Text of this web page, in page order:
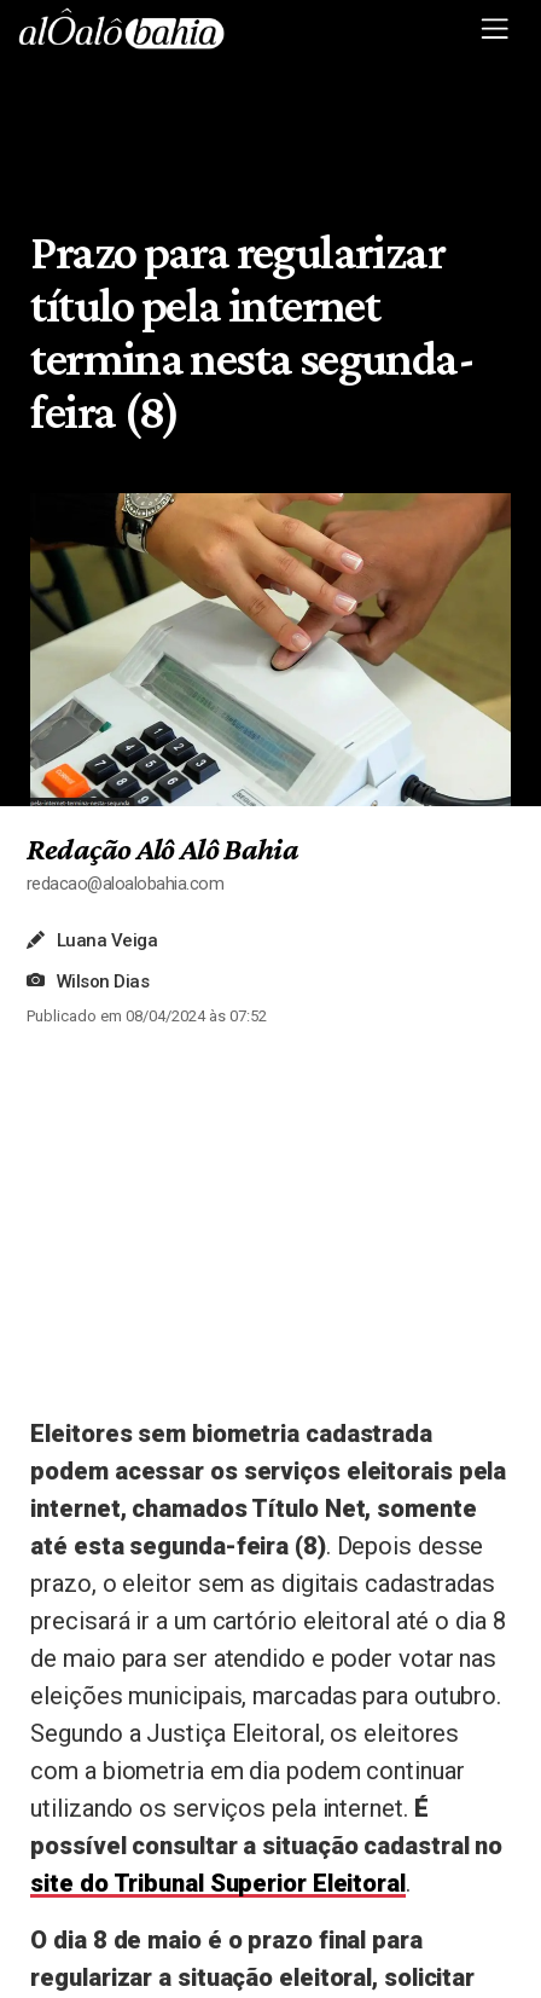
Prazo para regularizar
título pela internet
termina nesta segunda-
feira (8)
Redação Alô Alô Bahia
redacao@aloalobahia.com
Luana Veiga
Wilson Dias
Publicado em 08/04/2024 às 07:52
Eleitores sem biometria cadastrada
podem acessar os serviços eleitorais pela
internet, chamados Título Net, somente
até esta segunda-feira (8). Depois desse
prazo, o eleitor sem as digitais cadastradas
precisará ir a um cartório eleitoral até o dia 8
de maio para ser atendido e poder votar nas
eleições municipais, marcadas para outubro.
Segundo a Justiça Eleitoral, os eleitores
com a biometria em dia podem continuar
utilizando os serviços pela internet. É
possível consultar a situação cadastral no
site do Tribunal Superior Eleitoral.
O dia 8 de maio é o prazo final para
regularizar a situação eleitoral, solicitar